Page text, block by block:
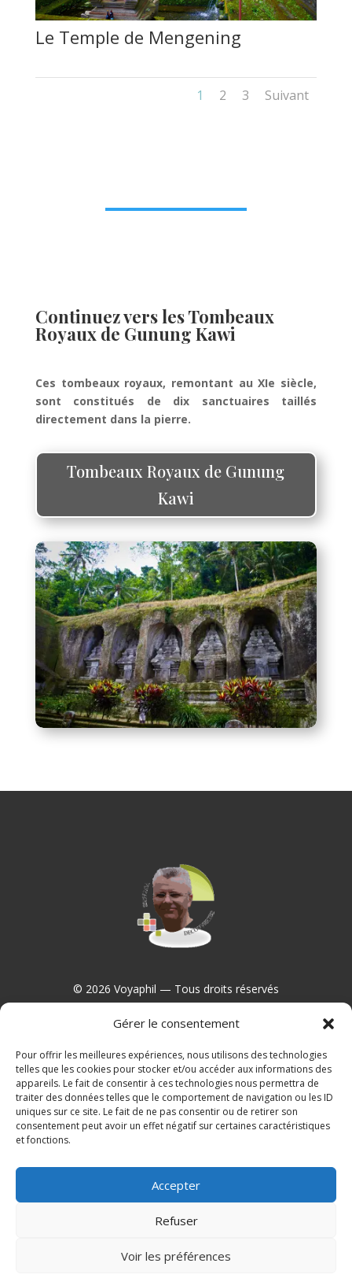
Gérer le consentement
Pour offrir les meilleures expériences, nous utilisons des technologies
telles que les cookies pour stocker et/ou accéder aux informations des
appareils. Le fait de consentir à ces technologies nous permettra de
traiter des données telles que le comportement de navigation ou les ID
uniques sur ce site. Le fait de ne pas consentir ou de retirer son
consentement peut avoir un effet négatif sur certaines caractéristiques
et fonctions.
Accepter
Refuser
Voir les préférences
Le Temple de Mengening
1 2 3 Suivant
Continuez vers les Tombeaux
Royaux de Gunung Kawi
Ces tombeaux royaux, remontant au XIe siècle,
sont constitués de dix sanctuaires taillés
directement dans la pierre.
Tombeaux Royaux de Gunung
Kawi
© 2026 Voyaphil — Tous droits réservés
Contact